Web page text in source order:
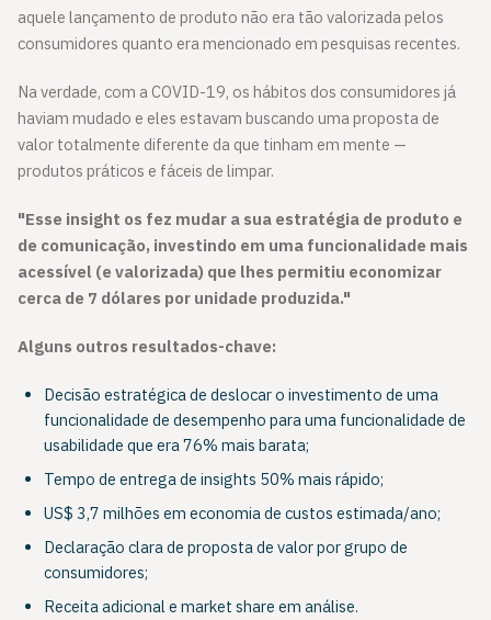
aquele lançamento de produto não era tão valorizada pelos
consumidores quanto era mencionado em pesquisas recentes.
Na verdade, com a COVID-19, os hábitos dos consumidores já
haviam mudado e eles estavam buscando uma proposta de
valor totalmente diferente da que tinham em mente —
produtos práticos e fáceis de limpar.
"Esse insight os fez mudar a sua estratégia de produto e
de comunicação, investindo em uma funcionalidade mais
acessível (e valorizada) que lhes permitiu economizar
cerca de 7 dólares por unidade produzida."
Alguns outros resultados-chave:
Decisão estratégica de deslocar o investimento de uma
funcionalidade de desempenho para uma funcionalidade de
usabilidade que era 76% mais barata;
Tempo de entrega de insights 50% mais rápido;
US$ 3,7 milhões em economia de custos estimada/ano;
Declaração clara de proposta de valor por grupo de
consumidores;
Receita adicional e market share em análise.